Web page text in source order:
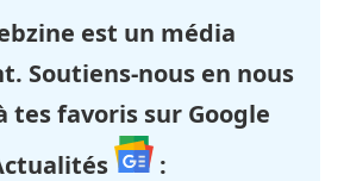
est un média
Soutiens-nous en nous
tes favoris sur Google
: